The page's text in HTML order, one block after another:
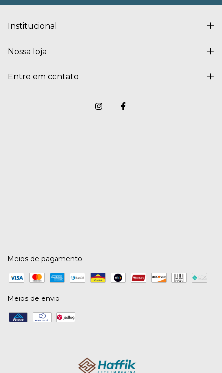
Institucional
Nossa loja
Entre em contato
Meios de pagamento
Meios de envio